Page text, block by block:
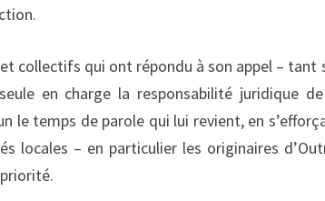
E
A
L
D
U
collectifs qui ont répondu à son appel – tant
en charge la responsabilité juridique
le temps de parole qui lui revient, en
locales – en particulier les originaires